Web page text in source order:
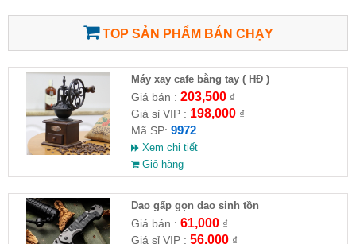
TOP SẢN PHẨM BÁN CHẠY
Máy xay cafe bằng tay ( HĐ )
Giá bán : 203,500₫
Giá sỉ VIP : 198,000₫
Mã SP: 9972
Xem chi tiết
Giỏ hàng
Dao gấp gọn dao sinh tồn
Giá bán : 61,000₫
Giá sỉ VIP : 56,000₫